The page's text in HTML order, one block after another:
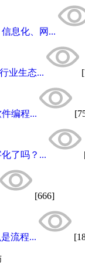
息化、网...
业生态...
编程...
了吗？...
[666]
流程...